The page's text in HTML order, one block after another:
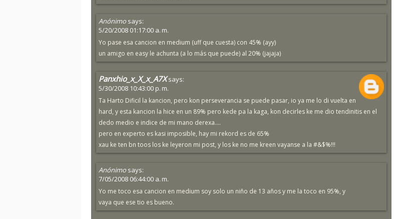
Anónimo says:
5/20/2008 01:17:00 a. m.
Yo pase esa cancion en medium (uff que cuesta) con 45% (ayy)
un amigo en easy le achunta (a lo más que puede) al 20% (jajaja)
Panxhio_x_X_x_A7X says:
5/30/2008 10:43:00 p. m.
Ta Harto Dificil la kancion, pero kon perseverancia se puede pasar, io ya me lo di vuelta en
hard, y esta kancion la hice en un 89% pero kede pa la kaga, kon decirles ke me dio tendinitis en el
dedo medio e indice de mi mano derexa....
pero en experto es kasi imposible, hay mi rekord es de 65%
xau ke ten bn toos los ke leyeron mi post, y los ke no me kreen vayanse a la #&$%!!!
Anónimo says:
7/05/2008 06:44:00 a. m.
Yo me toco esa cancion en medium soy solo un niño de 13 años y me la toco en 95%, y
vaya que ese tio es bueno.